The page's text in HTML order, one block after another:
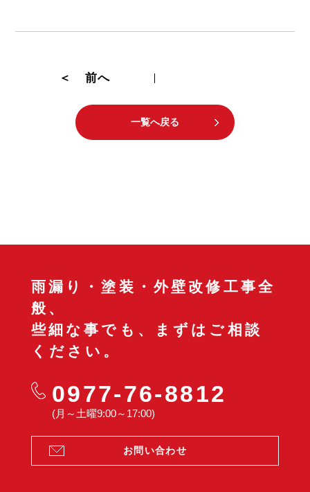
＜ 前へ
一覧へ戻る
雨漏り・塗装・外壁改修工事全
般、
些細な事でも、まずはご相談
ください。
0977-76-8812
(月～土曜9:00～17:00)
お問い合わせ